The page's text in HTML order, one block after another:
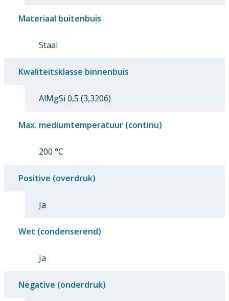
Materiaal buitenbuis
Staal
Kwaliteitsklasse binnenbuis
AlMgSi 0,5 (3,3206)
Max. mediumtemperatuur (continu)
200 °C
Positive (overdruk)
Ja
Wet (condenserend)
Ja
Negative (onderdruk)